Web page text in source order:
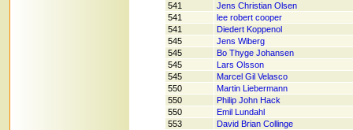
541
Jens Christian Olsen
541
lee robert cooper
541
Diedert Koppenol
545
Jens Wiberg
545
Bo Thyge Johansen
545
Lars Olsson
545
Marcel Gil Velasco
550
Martin Liebermann
550
Philip John Hack
550
Emil Lundahl
553
David Brian Collinge